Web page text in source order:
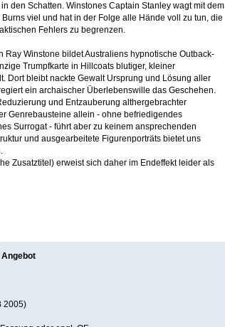
den Schatten. Winstones Captain Stanley wagt mit dem
viel und hat in der Folge alle Hände voll zu tun, die
Fehlers zu begrenzen.
Ray Winstone bildet Australiens hypnotische Outback-
Trumpfkarte in Hillcoats blutiger, kleiner
Dort bleibt nackte Gewalt Ursprung und Lösung aller
ein archaischer Überlebenswille das Geschehen.
und Entzauberung althergebrachter
Genrebausteine allein - ohne befriedigendes
Surrogat - führt aber zu keinem ansprechenden
und ausgearbeitete Figurenporträts bietet uns
Zusatztitel) erweist sich daher im Endeffekt leider als
2005)